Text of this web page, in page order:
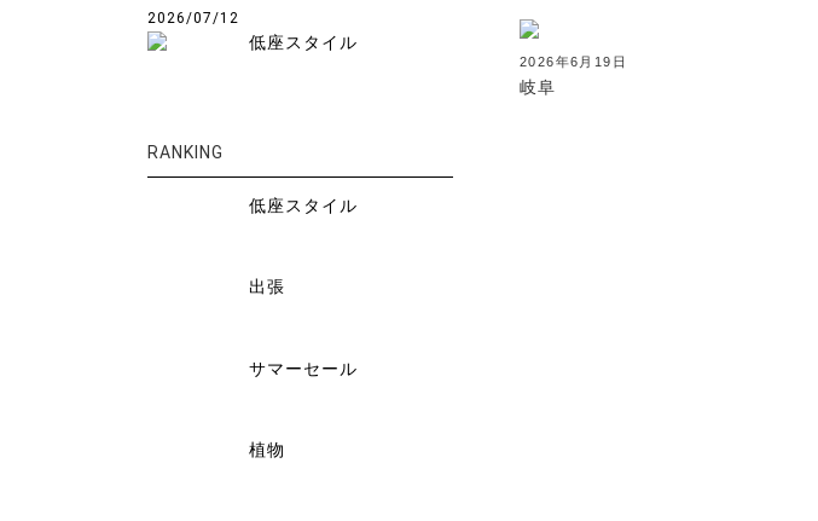
2026年6月19日
岐阜
2026/07/12
低座スタイル
RANKING
低座スタイル
出張
サマーセール
植物